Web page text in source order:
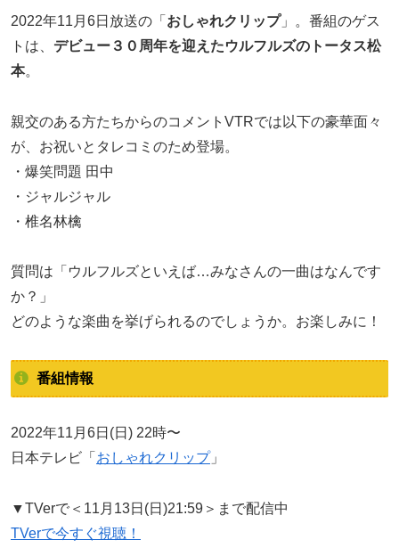
2022年11月6日放送の「 おしゃれクリップ」。番組のゲス
トは、 デビュー３０周年を迎えたウルフルズのトータス松
本。
親交のある方たちからのコメントVTRでは以下の豪華面々
が、お祝いとタレコミのため登場。
・爆笑問題 田中
・ジャルジャル
・椎名林檎
質問は「ウルフルズといえば…みなさんの一曲はなんです
か？」
どのような楽曲を挙げられるのでしょうか。お楽しみに！
番組情報
2022年11月6日(日) 22時〜
日本テレビ「 おしゃれクリップ」
▼TVerで＜11月13日(日)21:59＞まで配信中
TVerで今すぐ視聴！